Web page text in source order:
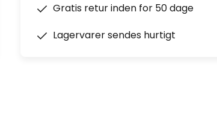
Gratis retur inden for 50 dage
Lagervarer sendes hurtigt